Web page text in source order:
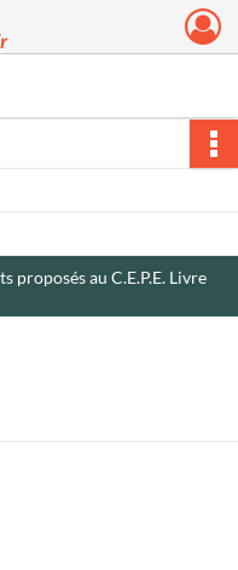
d'Alès
proposés au C.E.P.E. Livre